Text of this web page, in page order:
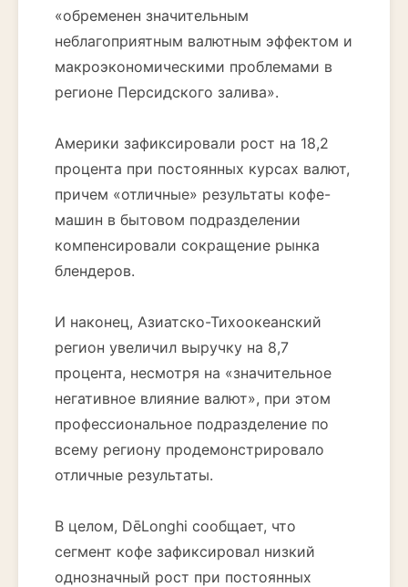
«обременен значительным
неблагоприятным валютным эффектом и
макроэкономическими проблемами в
регионе Персидского залива».
Америки зафиксировали рост на 18,2
процента при постоянных курсах валют,
причем «отличные» результаты кофе-
машин в бытовом подразделении
компенсировали сокращение рынка
блендеров.
И наконец, Азиатско-Тихоокеанский
регион увеличил выручку на 8,7
процента, несмотря на «значительное
негативное влияние валют», при этом
профессиональное подразделение по
всему региону продемонстрировало
отличные результаты.
В целом, DēLonghi сообщает, что
сегмент кофе зафиксировал низкий
однозначный рост при постоянных